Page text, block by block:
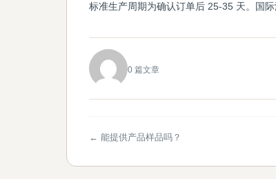
标准生产周期为确认订单后 25-35 天。国
0 篇文章
← 能提供产品样品吗？